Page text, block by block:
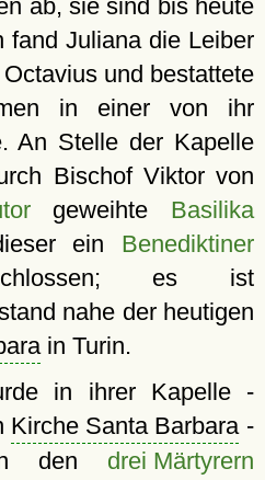
ab, sie sind bis heute
fand Juliana die Leiber
und bestattete
in einer von ihr
An Stelle der Kapelle
Bischof Viktor von
geweihte Basilika
ein Benediktiner
es ist
nahe der heutigen
in Turin.
in ihrer Kapelle -
Kirche Santa Barbara-
den drei Märtyrern